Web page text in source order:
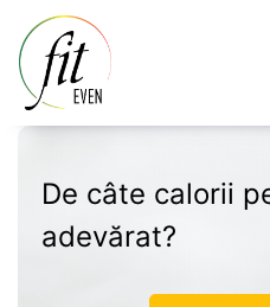
De câte calorii
adevărat?